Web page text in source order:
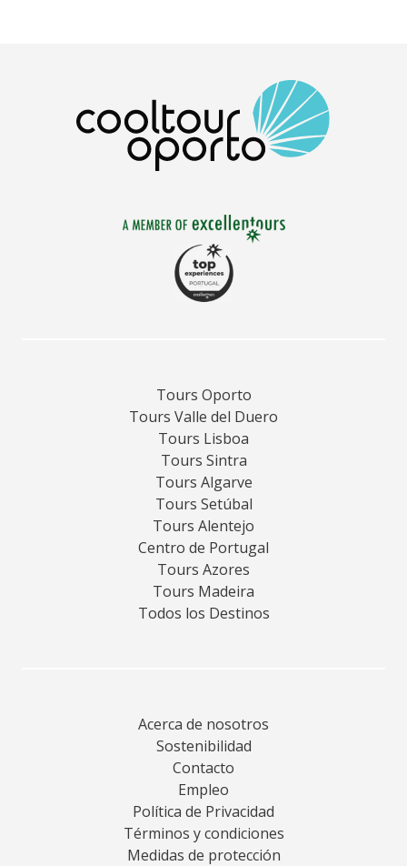
Tours Oporto
Tours Valle del Duero
Tours Lisboa
Tours Sintra
Tours Algarve
Tours Setúbal
Tours Alentejo
Centro de Portugal
Tours Azores
Tours Madeira
Todos los Destinos
Acerca de nosotros
Sostenibilidad
Contacto
Empleo
Política de Privacidad
Términos y condiciones
Medidas de protección